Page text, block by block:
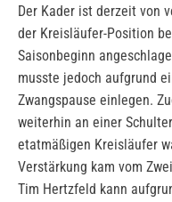
Der Kader ist derzeit von
der Kreisläufer-Position
Saisonbeginn
musste jedoch aufgrund
Zwangspause einlegen.
weiterhin an einer
etatmäßigen Kreisläufer
Verstärkung kam vom
Tim Hertzfeld kann